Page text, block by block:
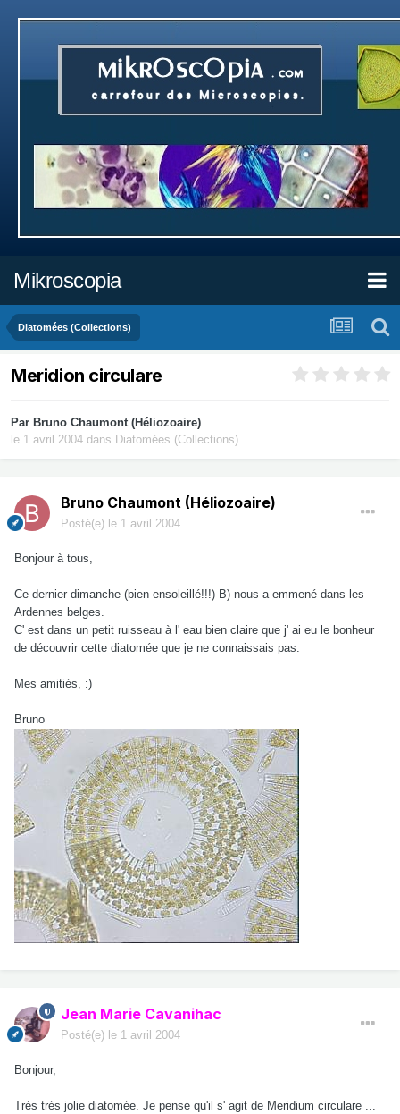
Mikroscopia
Diatomées (Collections)
Meridion circulare
Par Bruno Chaumont (Héliozoaire)
le 1 avril 2004 dans Diatomées (Collections)
Bruno Chaumont (Héliozoaire)
Posté(e) le 1 avril 2004
Bonjour à tous,
Ce dernier dimanche (bien ensoleillé!!!) B) nous a emmené dans les
Ardennes belges.
C' est dans un petit ruisseau à l' eau bien claire que j' ai eu le bonheur
de découvrir cette diatomée que je ne connaissais pas.
Mes amitiés, :)
Bruno
Jean Marie Cavanihac
Posté(e) le 1 avril 2004
Bonjour,
Trés trés jolie diatomée. Je pense qu'il s' agit de Meridium circulare ...